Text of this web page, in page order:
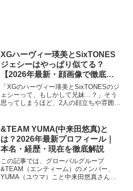
XGハーヴィー瑛美とSixTONES
ジェシーはやっぱり似てる？
【2026年最新・顔画像で徹底比
較】
「XGのハーヴィー瑛美とSixTONESのジ
ェシーって、もしかして兄妹…？」そう
思ってしまうほど、2人の顔立ちや雰囲気
ません。しかし、そのそっくり具合か
ら、現在でも「親...
&TEAM YUMA(中来田悠真)と
は？2026年最新プロフィール｜
本名・経歴・現在を徹底解説
この記事では、グローバルグループ
&TEAM（エンティーム）のメンバー、
YUMA（ユウマ）こと中来田悠真さんの